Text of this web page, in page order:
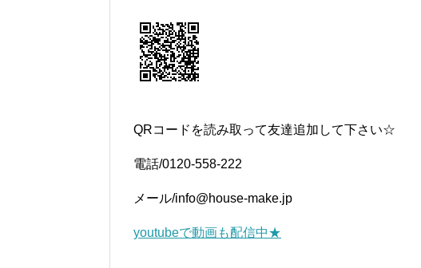
QRコードを読み取って友達追加して下さい☆
電話/0120-558-222
メール/info@house-make.jp
youtubeで動画も配信中★